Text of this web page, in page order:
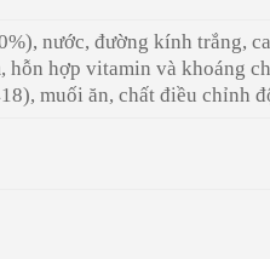
nước, đường kính trắng,
hỗn hợp vitamin và khoáng
muối ăn, chất điều chỉnh